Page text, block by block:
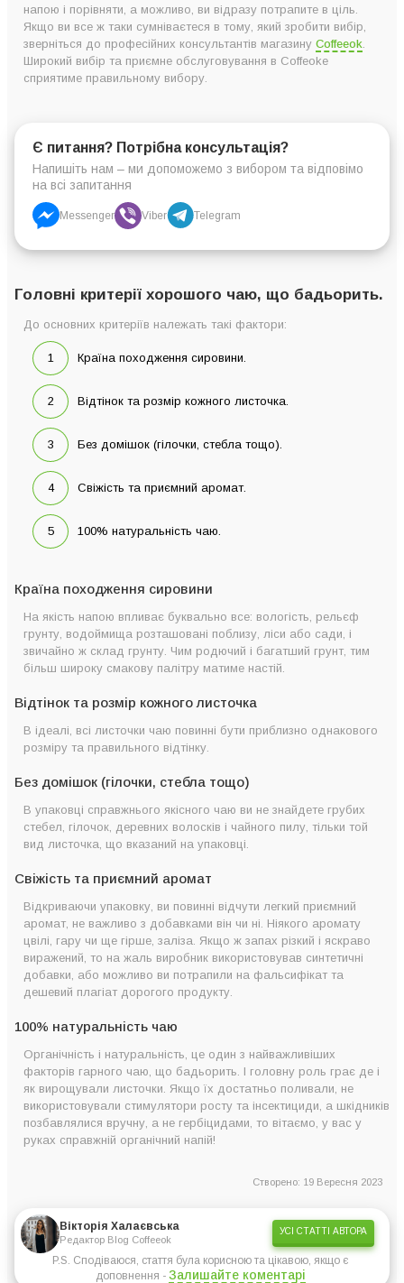
напою і порівняти, а можливо, ви відразу потрапите в ціль.
Якщо ви все ж таки сумніваєтеся в тому, який зробити вибір,
зверніться до професійних консультантів магазину Coffeeok
Широкий вибір та приємне обслуговування в Coffeoke
сприятиме правильному вибору.
Є питання? Потрібна консультація?
Напишіть нам – ми допоможемо з вибором та відповімо
на всі запитання
Messenger Viber Telegram
Головні критерії хорошого чаю, що бадьорить.
До основних критеріїв належать такі фактори:
Країна походження сировини.
Відтінок та розмір кожного листочка.
Без домішок (гілочки, стебла тощо).
Свіжість та приємний аромат.
100% натуральність чаю.
Країна походження сировини
На якість напою впливає буквально все: вологість, рельєф
грунту, водоймища розташовані поблизу, ліси або сади, і
звичайно ж склад грунту. Чим родючий і багатший грунт, тим
більш широку смакову палітру матиме настій.
Відтінок та розмір кожного листочка
В ідеалі, всі листочки чаю повинні бути приблизно однакового
розміру та правильного відтінку.
Без домішок (гілочки, стебла тощо)
В упаковці справжнього якісного чаю ви не знайдете грубих
стебел, гілочок, деревних волосків і чайного пилу, тільки той
вид листочка, що вказаний на упаковці.
Свіжість та приємний аромат
Відкриваючи упаковку, ви повинні відчути легкий приємний
аромат, не важливо з добавками він чи ні. Ніякого аромату
цвілі, гару чи ще гірше, заліза. Якщо ж запах різкий і яскраво
виражений, то на жаль виробник використовував синтетичні
добавки, або можливо ви потрапили на фальсифікат та
дешевий плагіат дорогого продукту.
100% натуральність чаю
Органічність і натуральність, це один з найважливіших
факторів гарного чаю, що бадьорить. І головну роль грає де і
як вирощували листочки. Якщо їх достатньо поливали, не
використовували стимулятори росту та інсектициди, а шкідників
позбавлялися вручну, а не гербіцидами, то вітаємо, у вас у
руках справжній органічний напій!
Створено: 19 Вересня 2023
Вікторія Халаєвська
Редактор Blog Coffeeok
УСІ СТАТТІ АВТОРА
P.S. Сподіваюся, стаття була корисною та цікавою, якщо є
доповнення - Залишайте коментарі